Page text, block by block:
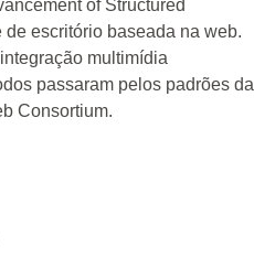
of Structured
de escritório baseada na web.
multimídia
passaram pelos padrões da
Consortium.